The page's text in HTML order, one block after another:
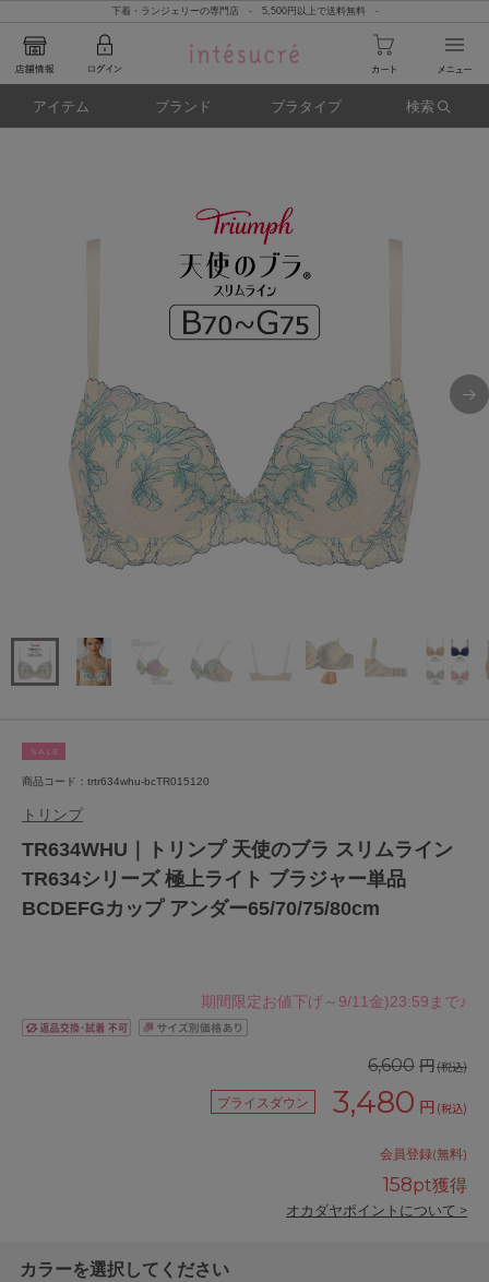
下着・ランジェリーの専門店 - 5,500円以上で送料無料 -
アイテム ブランド ブラタイプ 検索
SALE
商品コード：trtr634whu-bcTR015120
トリンプ
TR634WHU｜トリンプ 天使のブラ スリムライン
TR634シリーズ 極上ライト ブラジャー単品
BCDEFGカップ アンダー65/70/75/80cm
期間限定お値下げ～9/11金)23:59まで♪
6,600 円(税込)
プライスダウン 3,480 円 (税込)
会員登録(無料)
158pt獲得
オカダヤポイントについて >
カラーを選択してください